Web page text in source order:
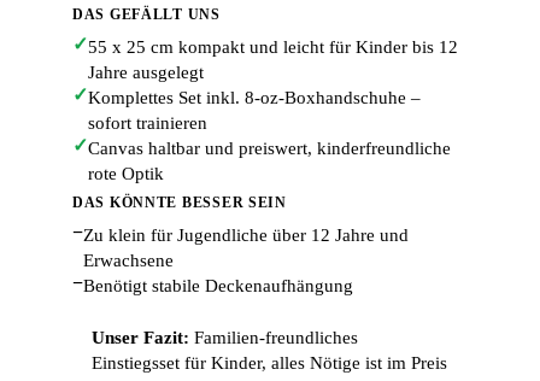
DAS GEFÄLLT UNS
✓55 x 25 cm kompakt und leicht für Kinder bis 12
Jahre ausgelegt
✓Komplettes Set inkl. 8-oz-Boxhandschuhe –
sofort trainieren
✓Canvas haltbar und preiswert, kinderfreundliche
rote Optik
DAS KÖNNTE BESSER SEIN
−Zu klein für Jugendliche über 12 Jahre und
Erwachsene
−Benötigt stabile Deckenaufhängung
Unser Fazit: Familien-freundliches
Einstiegsset für Kinder, alles Nötige ist im Preis